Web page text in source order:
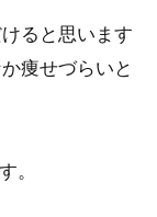
ると思います
痩せづらいと
。